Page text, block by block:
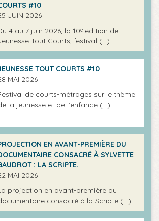
#10
JUIN 2026
4 au 7 juin 2026, la 10ᵉ édition de
Tout Courts, festival (…)
TOUT COURTS #10
MAI 2026
de courts-métrages sur le thème
la jeunesse et de l’enfance (…)
EN AVANT-PREMIÈRE DU
CONSACRÉ À SYLVETTE
: LA SCRIPTE.
MAI 2026
projection en avant-première du
consacré à la Scripte (…)